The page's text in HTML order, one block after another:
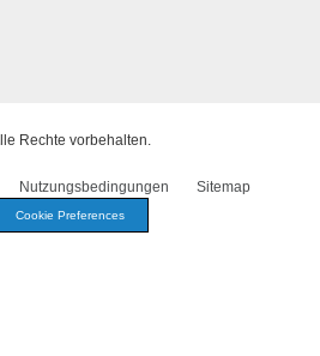
Rechte vorbehalten.
Nutzungsbedingungen
Sitemap
Cookie Preferences